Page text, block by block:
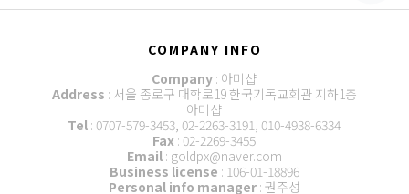
COMPANY INFO
Company : 아미샵
Address : 서울 종로구 대학로19 한국기독교회관 지하1층
아미샵
Tel : 0707-579-3453, 02-2263-3191, 010-4938-6334
Fax : 02-2269-3455
Email: goldpx@naver.com
Business license : 106-01-18896
Personal info manager: 권주성